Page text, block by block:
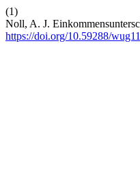
(1)
Noll, A. J.
https://doi.org/10.59288/